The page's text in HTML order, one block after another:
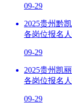
09-29
2025贵州黔
各岗位报名
09-29
2025贵州凯
各岗位报名
09-29